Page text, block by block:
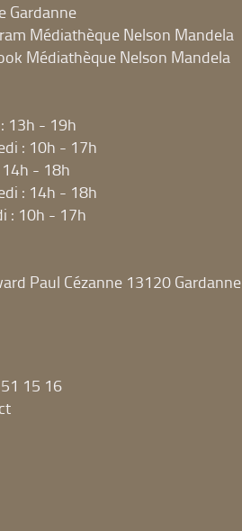
Gardanne
Médiathèque Nelson Mandela
Médiathèque Nelson Mandela
13h - 19h
: 10h - 17h
- 18h
: 14h - 18h
: 10h - 17h
Paul Cézanne 13120 Gardanne
15 16